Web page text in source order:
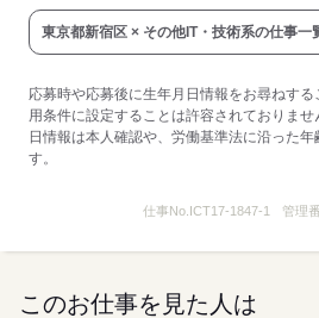
東京都新宿区 × その他IT・技術系の仕事一
応募時や応募後に生年月日情報をお尋ねす
用条件に設定することは許容されておりま
日情報は本人確認や、労働基準法に沿った
す。
仕事No. ICT17-1847-1 管理
このお仕事を見た人は